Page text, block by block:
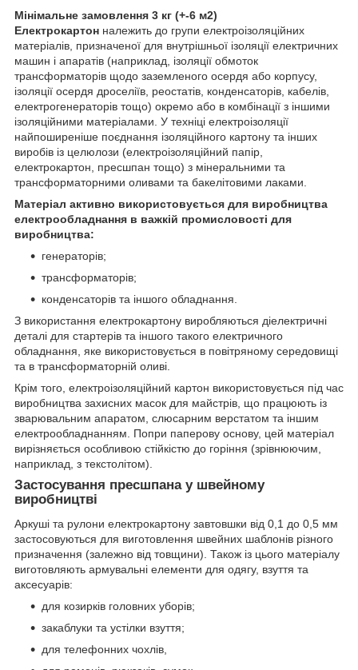
Мінімальне замовлення 3 кг (+-6 м2)
Електрокартон належить до групи електроізоляційних
матеріалів, призначеної для внутрішньої ізоляції електричних
машин і апаратів (наприклад, ізоляції обмоток
трансформаторів щодо заземленого осердя або корпусу,
ізоляції осердя дроселіїв, реостатів, конденсаторів, кабелів,
електрогенераторів тощо) окремо або в комбінації з іншими
ізоляційними матеріалами. У техніці електроізоляції
найпоширеніше поєднання ізоляційного картону та інших
виробів із целюлози (електроізоляційний папір,
електрокартон, пресшпан тощо) з мінеральними та
трансформаторними оливами та бакелітовими лаками.
Матеріал активно використовується для виробництва
електрообладнання в важкій промисловості для
виробництва:
генераторів;
трансформаторів;
конденсаторів та іншого обладнання.
З використання електрокартону виробляються діелектричні
деталі для стартерів та іншого такого електричного
обладнання, яке використовується в повітряному середовищі
та в трансформаторній оливі.
Крім того, електроізоляційний картон використовується під час
виробництва захисних масок для майстрів, що працюють із
зварювальним апаратом, слюсарним верстатом та іншим
електрообладнанням. Попри паперову основу, цей матеріал
вирізняється особливою стійкістю до горіння (зрівнюючим,
наприклад, з текстолітом).
Застосування пресшпана у швейному
виробництві
Аркуші та рулони електрокартону завтовшки від 0,1 до 0,5 мм
застосовуються для виготовлення швейних шаблонів різного
призначення (залежно від товщини). Також із цього матеріалу
виготовляють армувальні елементи для одягу, взуття та
аксесуарів:
для козирків головних уборів;
закаблуки та устілки взуття;
для телефонних чохлів,